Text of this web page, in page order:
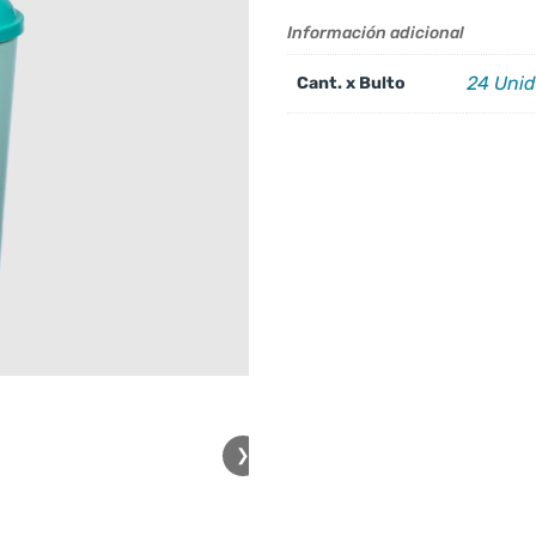
❯
Información adicional
Cant. x Bulto 24